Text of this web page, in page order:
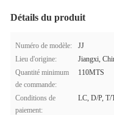
Détails du produit
Numéro de modèle:
JJ
Lieu d'origine:
Jiangxi,
Quantité minimum
de commande:
110MTS
Conditions de
paiement:
LC, D/P, T/